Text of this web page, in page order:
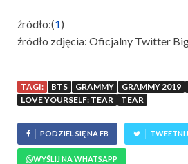
źródło:(1)
źródło zdjęcia: Oficjalny Twitter
TAGI: BTS GRAMMY GRAMMY 2019
LOVE YOURSELF: TEAR
TEAR
PODZIEL SIĘ NA FB TWEETNIJ
WYŚLIJ NA WHATSAPP